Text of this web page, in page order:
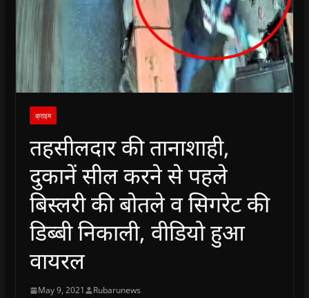
क्राइम
तहसीलदार की तानाशाही,
दुकानें सील करने से पहले
बिस्लरी की बोतले व सिगरेट की
डिब्बी निकाली, वीडियो हुआ
वायरल
May 9, 2021 Rubarunews